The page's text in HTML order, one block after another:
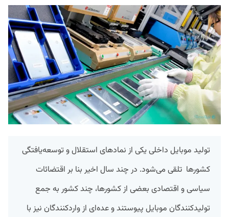
تولید موبایل داخلی یکی از نمادهای استقلال و توسعه‌یافتگی
کشورها تلقی می‌شود. در چند سال اخیر بنا بر اقتضائات
سیاسی و اقتصادی بعضی از کشورها، چند کشور به جمع
تولیدکنندگان موبایل پیوستند و عده‌ای از واردکنندگان نیز با